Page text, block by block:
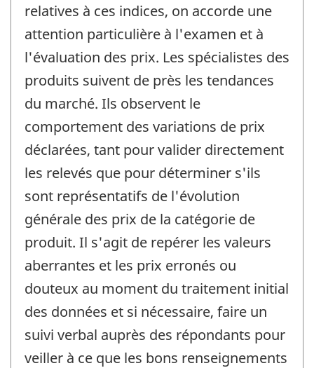
relatives à ces indices, on accorde une
attention particulière à l'examen et à
l'évaluation des prix. Les spécialistes des
produits suivent de près les tendances
du marché. Ils observent le
comportement des variations de prix
déclarées, tant pour valider directement
les relevés que pour déterminer s'ils
sont représentatifs de l'évolution
générale des prix de la catégorie de
produit. Il s'agit de repérer les valeurs
aberrantes et les prix erronés ou
douteux au moment du traitement initial
des données et si nécessaire, faire un
suivi verbal auprès des répondants pour
veiller à ce que les bons renseignements